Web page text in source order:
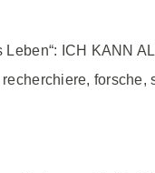
Leben“: ICH KANN